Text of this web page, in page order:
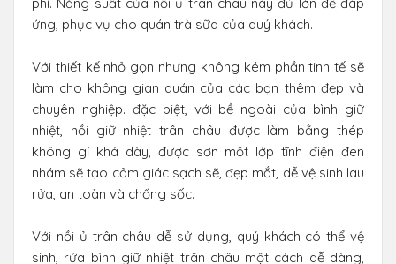
ứng, phục vụ cho quán trà sữa của quý khách.
Với thiết kế nhỏ gọn nhưng không kém phần tinh tế sẽ
làm cho không gian quán của các bạn thêm đẹp và
chuyên nghiệp. đặc biệt, với bề ngoài của bình giữ
nhiệt, nồi giữ nhiệt trân châu được làm bằng thép
không gỉ khá dày, được sơn một lớp tĩnh điện đen
nhám sẽ tạo cảm giác sạch sẽ, đẹp mắt, dễ vệ sinh lau
rửa, an toàn và chống sốc.
Với nồi ủ trân châu dễ sử dụng, quý khách có thể vệ
sinh, rửa bình giữ nhiệt trân châu một cách dễ dàng,